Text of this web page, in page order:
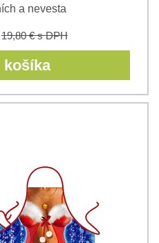
a nevesta
19,80 €s DPH